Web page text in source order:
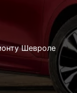
Шевроле